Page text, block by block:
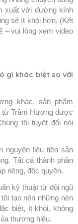
xuất với đường kính
sẽ ít khói hơn. (Kết
– vui lòng xem video
gì khác biệt so với
khác, sản phẩm
từ Trầm Hương được
tôi tuyệt đối nói
nguyên liệu tiền sản
Tất cả thành phần
riêng, độc quyền.
kỹ thuật từ đội ngũ
tạo nên những nén
biệt, ít khói, không
thương hiệu.